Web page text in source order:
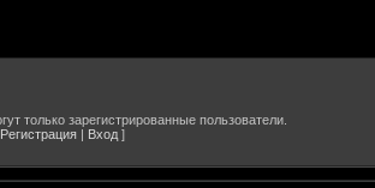
только зарегистрированные пользователи.
Регистрация | Вход ]